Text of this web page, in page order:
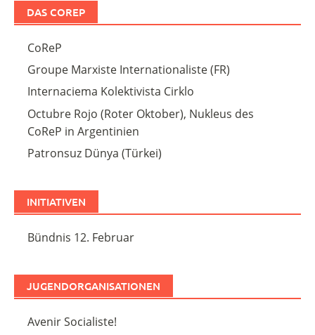
DAS COREP
CoReP
Groupe Marxiste Internationaliste (FR)
Internaciema Kolektivista Cirklo
Octubre Rojo (Roter Oktober), Nukleus des
CoReP in Argentinien
Patronsuz Dünya (Türkei)
INITIATIVEN
Bündnis 12. Februar
JUGENDORGANISATIONEN
Avenir Socialiste!